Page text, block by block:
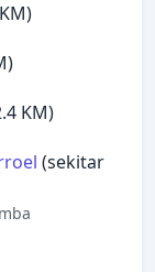
KM)
(sekitar